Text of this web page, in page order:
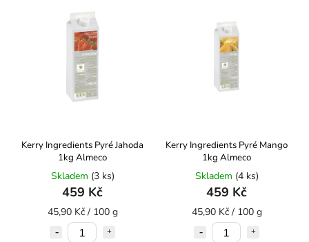
Nejdražší
Abecedně
Kerry Ingredients Pyré Jahoda
1kg Almeco
Skladem (3 ks)
459 Kč
45,90 Kč / 100 g
Kerry Ingredients Pyré Mango
1kg Almeco
Skladem (4 ks)
459 Kč
45,90 Kč / 100 g